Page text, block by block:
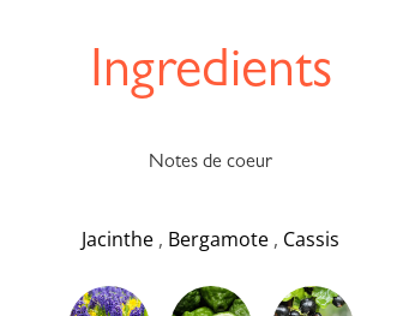
Ingredients
Notes de coeur
Jacinthe , Bergamote , Cassis